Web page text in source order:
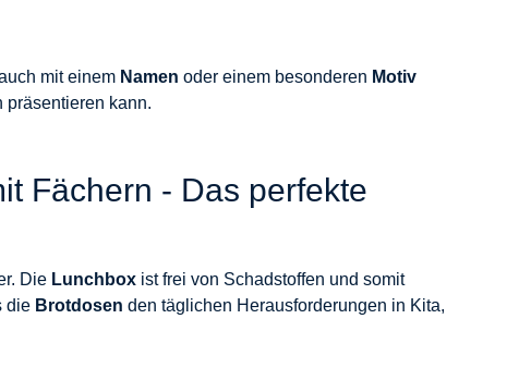
mit einem Namen oder einem besonderen Motiv
präsentieren kann.
Fächern - Das perfekte
Die Lunchbox ist frei von Schadstoffen und somit
die Brotdosen den täglichen Herausforderungen in Kita,